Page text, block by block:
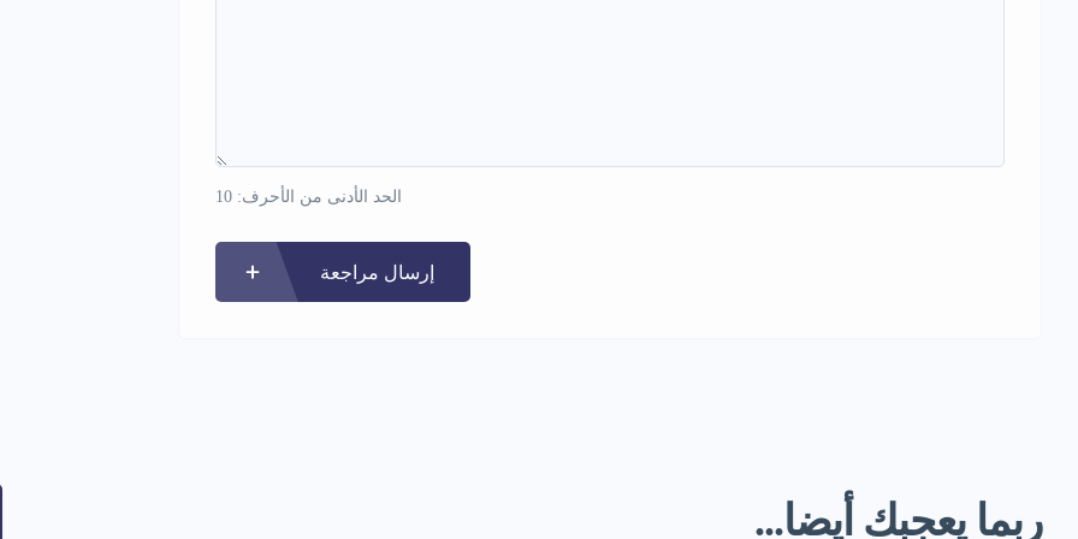
الحد الأدنى من الأحرف: 10
إرسال مراجعة
ربما يعجبك أيضا...